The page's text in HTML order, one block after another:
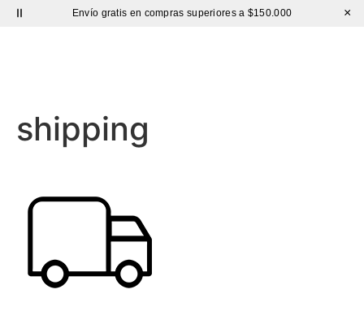
Envío gratis en compras superiores a $150.000 ×
shipping